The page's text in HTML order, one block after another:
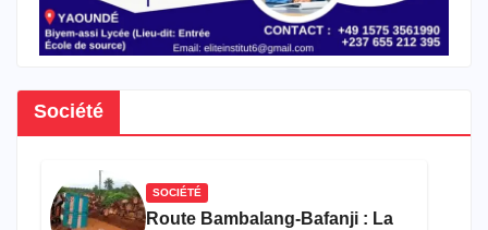
Société
SOCIÉTÉ
Route Bambalang-Bafanji : La